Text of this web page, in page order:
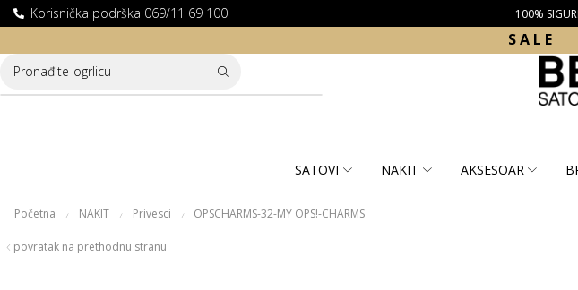
Korisnička podrška 069/11 69 100
DOSTAVA ZA KUPOVINE PREKO 10.000 RSD 100%
S A L E
Pronađite ogrlicu
SATOVI NAKIT AKSESOAR
Početna / NAKIT / Privesci / OPSCHARMS-32-MY OPS!-CHARMS
povratak na prethodnu stranu